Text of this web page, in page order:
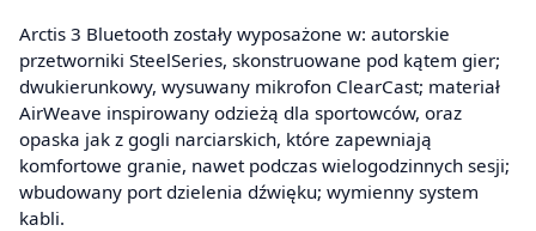
Arctis 3 Bluetooth zostały wyposażone w: autorskie
przetworniki SteelSeries, skonstruowane pod kątem gier;
dwukierunkowy, wysuwany mikrofon ClearCast; materiał
AirWeave inspirowany odzieżą dla sportowców, oraz
opaska jak z gogli narciarskich, które zapewniają
komfortowe granie, nawet podczas wielogodzinnych sesji;
wbudowany port dzielenia dźwięku; wymienny system
kabli.